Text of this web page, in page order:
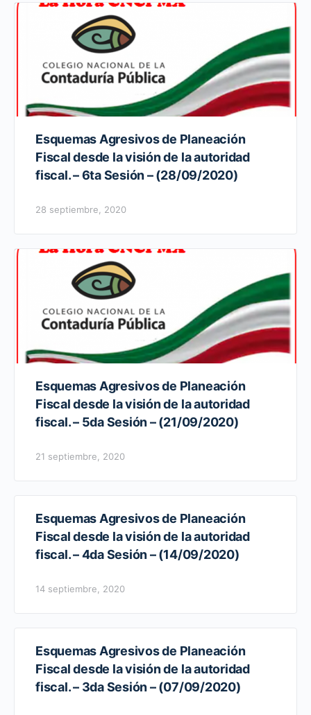
Esquemas Agresivos de Planeación
Fiscal desde la visión de la autoridad
fiscal. – 6ta Sesión – (28/09/2020)
28 septiembre, 2020
Esquemas Agresivos de Planeación
Fiscal desde la visión de la autoridad
fiscal. – 5da Sesión – (21/09/2020)
21 septiembre, 2020
Esquemas Agresivos de Planeación
Fiscal desde la visión de la autoridad
fiscal. – 4da Sesión – (14/09/2020)
14 septiembre, 2020
Esquemas Agresivos de Planeación
Fiscal desde la visión de la autoridad
fiscal. – 3da Sesión – (07/09/2020)